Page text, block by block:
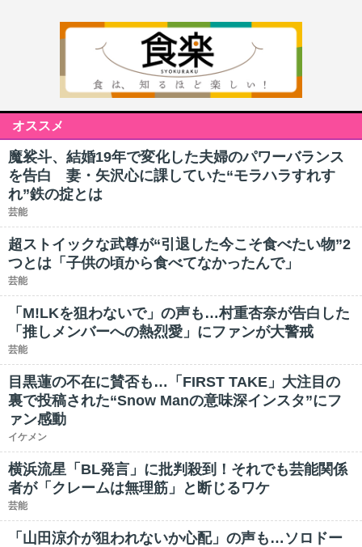
オススメ
魔裟斗、結婚19年で変化した夫婦のパワーバランス
を告白 妻・矢沢心に課していた“モラハラすれす
れ”鉄の掟とは
芸能
超ストイックな武尊が“引退した今こそ食べたい物”2
つとは「子供の頃から食べてなかったんで」
芸能
「M!LKを狙わないで」の声も…村重杏奈が告白した
「推しメンバーへの熱烈愛」にファンが大警戒
芸能
目黒蓮の不在に賛否も…「FIRST TAKE」大注目の
裏で投稿された“Snow Manの意味深インスタ”にフ
ァン感動
イケメン
横浜流星「BL発言」に批判殺到！それでも芸能関係
者が「クレームは無理筋」と断じるワケ
芸能
「山田涼介が狙われないか心配」の声も…ソロドー